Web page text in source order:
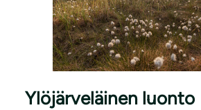
Ylöjärveläinen luonto